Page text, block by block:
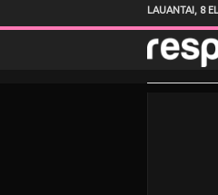
LAUANTAI, 8